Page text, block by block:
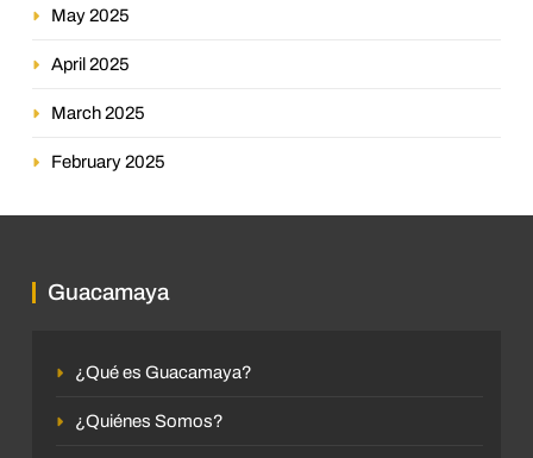
May 2025
April 2025
March 2025
February 2025
Guacamaya
¿Qué es Guacamaya?
¿Quiénes Somos?